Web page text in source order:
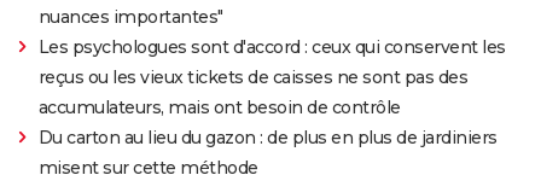
nuances importantes"
Les psychologues sont d'accord : ceux qui conservent les
reçus ou les vieux tickets de caisses ne sont pas des
accumulateurs, mais ont besoin de contrôle
Du carton au lieu du gazon : de plus en plus de jardiniers
misent sur cette méthode